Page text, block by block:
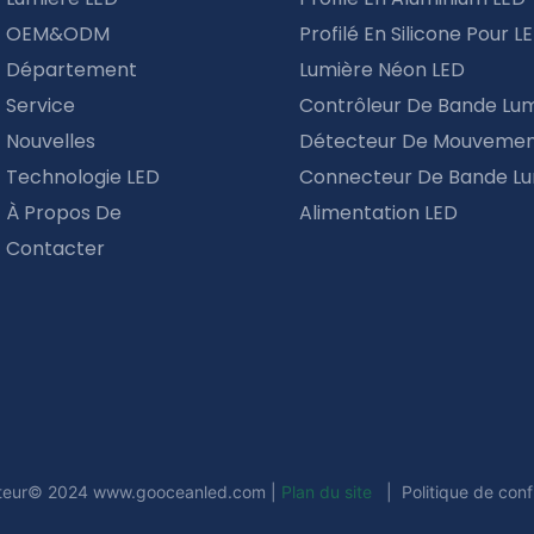
OEM&ODM
Département
Service
Nouvelles
Technologie LED
À Propos De
Contacter
Profilé En Silicone Pour
Lumière Néon LED
Contrôleur De Bande
Détecteur De
Connecteur De Bande
Alimentation LED
2024 www.gooceanled.com Plan du site Politique de